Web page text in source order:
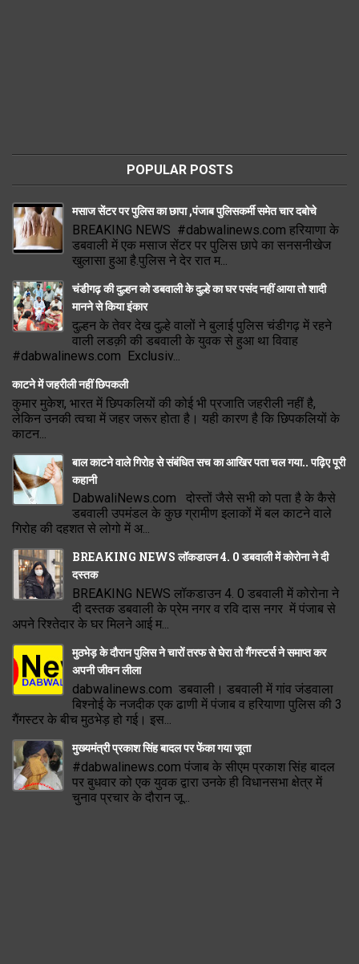
POPULAR POSTS
मसाज सेंटर पर पुलिस का छापा ,पंजाब पुलिसकर्मी समेत चार दबोचे
BREAKING NEWS #dabwalinews.com हरियाणा के
डबवाली में एक मसाज सेंटर पर पुलिस छापे का सनसनीखेज
खुलासा हुआ है.पुलिस ने देर रात म...
चंडीगढ़ की दुल्हन को डबवाली के दुल्हे का घर पसंद नहीं आया तो शादी
मानने से किया इंकार
दुल्हन के तेवर देख दुल्हे वालों ने बुलाई पुलिस चंडीगढ़ में रहने
वाली लडक़ी की डबवाली के युवक से हुआ था विवाह
#dabwalinews.com Exclusiv...
काटने में जहरीली नहीं छिपकली
कुमार मुकेश, भारत में छिपकलियों की कोई भी प्रजाति जहरीली नहीं है,
लेकिन उनकी त्वचा में जहर जरूर होता है। यही कारण है कि छिपकलियों के
काटन...
बाल काटने वाले गिरोह से संबंधित सच का आखिर पता चल गया.. पढ़िए पूरी
कहानी
DabwaliNews.com दोस्तों जैसे सभी को पता है के कैसे
डबवाली उपमंडल के कुछ ग्रामीण इलाकों में बल काटने वाले
गिरोह की दहशत से लोगो में अ...
BREAKING NEWS लॉकडाउन 4. 0 डबवाली में कोरोना ने दी
दस्तक
BREAKING NEWS लॉकडाउन 4. 0 डबवाली में कोरोना ने
दी दस्तक डबवाली के प्रेम नगर व रवि दास नगर में पंजाब से
अपने रिश्तेदार के घर मिलने आई म...
मुठभेड़ के दौरान पुलिस ने चारों तरफ से घेरा तो गैंगस्टर्स ने समाप्त कर
अपनी जीवन लीला
dabwalinews.com डबवाली। डबवाली में गांव जंडवाला
बिश्नोई के नजदीक एक ढाणी में पंजाब व हरियाणा पुलिस की 3
गैंगस्टर के बीच मुठभेड़ हो गई। इस...
मुख्यमंत्री प्रकाश सिंह बादल पर फेंका गया जूता
#dabwalinews.com पंजाब के सीएम प्रकाश सिंह बादल
पर बुधवार को एक युवक द्वारा उनके ही विधानसभा क्षेत्र में
चुनाव प्रचार के दौरान जू...